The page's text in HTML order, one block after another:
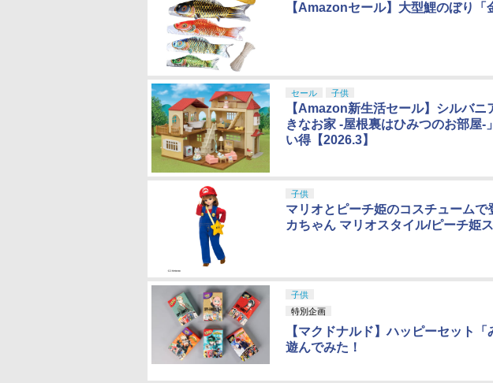
【Amazonセール】大型鯉のぼり
セール 子供
【Amazon新生活セール】シルバ
きなお家 -屋根裏はひみつのお部屋
い得【2026.3】
子供
マリオとピーチ姫のコスチュームで
カちゃん マリオスタイル/ピーチ姫
子供
特別企画
【マクドナルド】ハッピーセット
遊んでみた！